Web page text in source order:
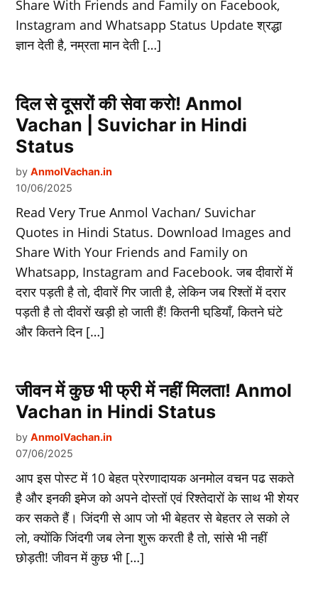
Share With Friends and Family on Facebook,
Instagram and Whatsapp Status Update श्रद्धा
ज्ञान देती है, नम्रता मान देती […]
दिल से दूसरों की सेवा करो! Anmol
Vachan | Suvichar in Hindi
Status
by AnmolVachan.in
10/06/2025
Read Very True Anmol Vachan/ Suvichar
Quotes in Hindi Status. Download Images and
Share With Your Friends and Family on
Whatsapp, Instagram and Facebook. जब दीवारों में
दरार पड़ती है तो, दीवारें गिर जाती है, लेकिन जब रिश्तों में दरार
पड़ती है तो दीवरों खड़ी हो जाती हैं! कितनी घडि़याँ, कितने घंटे
और कितने दिन […]
जीवन में कुछ भी फ्री में नहीं मिलता! Anmol
Vachan in Hindi Status
by AnmolVachan.in
07/06/2025
आप इस पोस्‍ट में 10 बेहत प्रेरणादायक अनमोल वचन पढ सकते
है और इनकी इमेज को अपने दोस्‍तों एवं रिश्‍तेदारों के साथ भी शेयर
कर सकते हैं। जिंदगी से आप जो भी बेहतर से बेहतर ले सको ले
लो, क्योंकि जिंदगी जब लेना शुरू करती है तो, सांसे भी नहीं
छोड़ती! जीवन में कुछ भी […]